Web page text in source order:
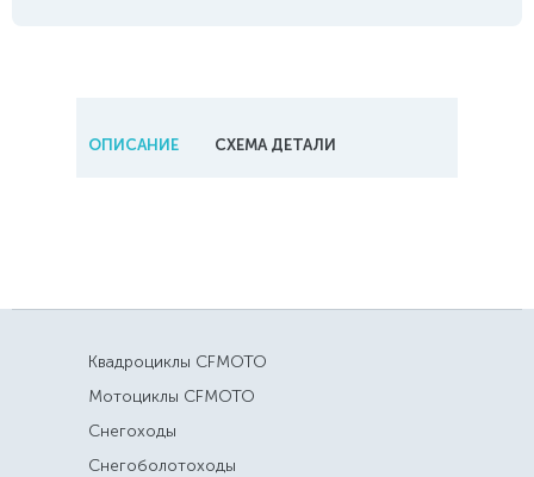
ОПИСАНИЕ СХЕМА ДЕТАЛИ
Квадроциклы CFMOTO
Мотоциклы CFMOTO
Снегоходы
Снегоболотоходы